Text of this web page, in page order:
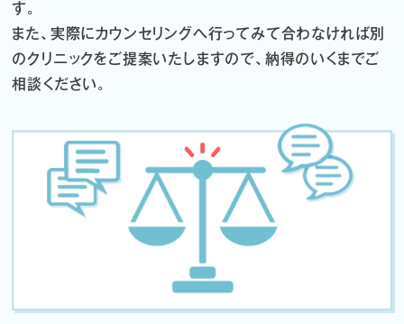
す。
また、実際にカウンセリングへ行ってみて合わなければ別
のクリニックをご提案いたしますので、納得のいくまでご
相談ください。